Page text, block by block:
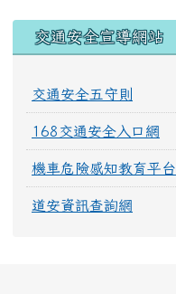
交通安全宣導網站
交通安全五守則
168交通安全入口網
機車危險感知教育平台
道安資訊查詢網